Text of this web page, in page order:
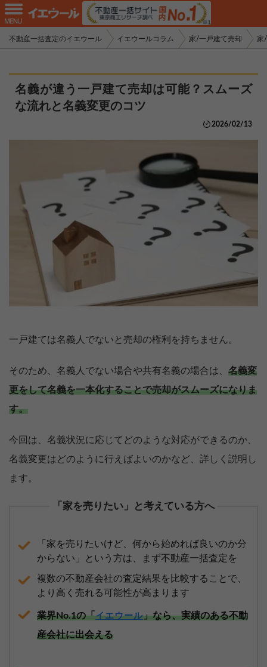
不動産一括査定のイエウール イエウールコラム 家/一戸建て売却 家
名義が違う一戸建て売却は可能？スムーズ
な流れと名義変更のコツ
2026/02/13
一戸建ては名義人でないと売却の権利を持ちません。
そのため、名義人でない場合や共有名義の場合は、 名義変
更をして名義を一本化することで売却がスムーズになりま
す。
今回は、名義状況に応じてどのような対応ができるのか、
名義変更はどのように行えばよいのかなど、詳しく説明し
ます。
「家を売りたい」と考えている方へ
「家を売りたいけど、何から始めれば良いのか分
からない」という方は、まず不動産一括査定を
複数の不動産会社の査定結果を比較することで、
より高く売れる可能性が高まります
業界No.1の「イエウール」なら、実績のある不動
産会社に出会える